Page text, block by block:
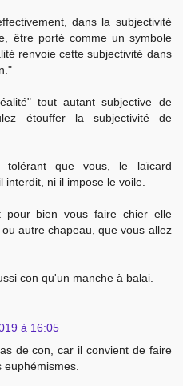
dans la subjectivité
être porté comme un symbole
renvoie cette subjectivité dans
tout autant subjective de
étouffer la subjectivité de
que vous, le laïcard
interdit, ni il impose le voile.
pour bien vous faire chier elle
autre chapeau, que vous allez
con qu'un manche à balai.
à 16:05
de con, car il convient de faire